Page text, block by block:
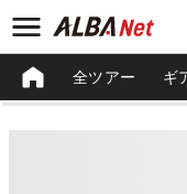
全ツアー ギ